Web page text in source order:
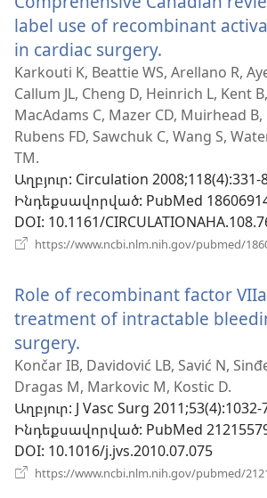
label use of recombinant
in cardiac surgery.
է
նոր
Karkouti K, Beattie WS, Arellano R,
Callum JL, Cheng D, Heinrich L, Kent
MacAdams C, Mazer CD, Muirhead B,
Rubens FD, Sawchuk C, Wang S,
TM.
Աղբյուր‎: Circulation 2008;118(4):331-
Ինդեքսավորված‎: PubMed
DOI‎: 10.1161/
https://www.ncbi.nlm.nih.gov/pubmed/
Role of recombinant factor
treatment of intractable
surgery.
է
նոր
պատուհան)
Končar IB, Davidović LB, Savić N,
Dragas M, Markovic M, Kostic D.
Աղբյուր‎: J Vasc Surg 2011;53(4):1032-
Ինդեքսավորված‎: PubMed
DOI‎: 10.1016/j.jvs.2010.07.075
https://www.ncbi.nlm.nih.gov/pubmed/